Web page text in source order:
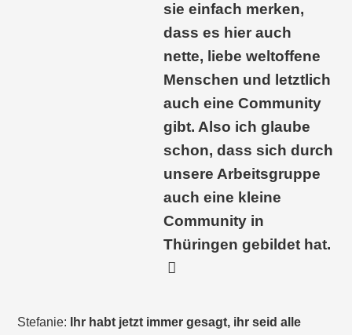
sie einfach merken,
dass es hier auch
nette, liebe weltoffene
Menschen und letztlich
auch eine Community
gibt. Also ich glaube
schon, dass sich durch
unsere Arbeitsgruppe
auch eine kleine
Community in
Thüringen gebildet hat.
Stefanie:
Ihr habt jetzt immer gesagt, ihr seid alle